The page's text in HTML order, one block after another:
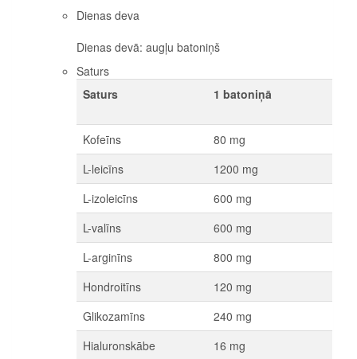
Dienas deva
Dienas devā: augļu batoniņš
Saturs
Saturs
1 batoniņā
Kofeīns
80 mg
L-leicīns
1200 mg
L-izoleicīns
600 mg
L-valīns
600 mg
L-arginīns
800 mg
Hondroitīns
120 mg
Glikozamīns
240 mg
Hialuronskābe
16 mg